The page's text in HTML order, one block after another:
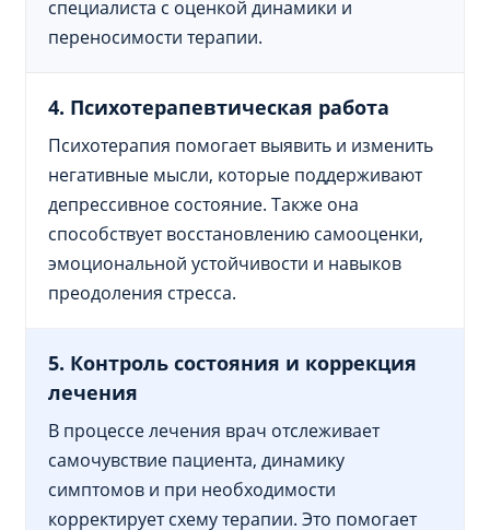
специалиста с оценкой динамики и
переносимости терапии.
4. Психотерапевтическая работа
Психотерапия помогает выявить и изменить
негативные мысли, которые поддерживают
депрессивное состояние. Также она
способствует восстановлению самооценки,
эмоциональной устойчивости и навыков
преодоления стресса.
5. Контроль состояния и коррекция
лечения
В процессе лечения врач отслеживает
самочувствие пациента, динамику
симптомов и при необходимости
корректирует схему терапии. Это помогает